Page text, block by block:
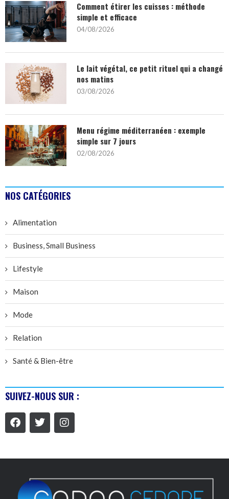
Comment étirer les cuisses : méthode
simple et efficace
04/08/2026
Le lait végétal, ce petit rituel qui a changé
nos matins
03/08/2026
Menu régime méditerranéen : exemple
simple sur 7 jours
02/08/2026
NOS CATÉGORIES
Alimentation
Business, Small Business
Lifestyle
Maison
Mode
Relation
Santé & Bien-être
SUIVEZ-NOUS SUR :